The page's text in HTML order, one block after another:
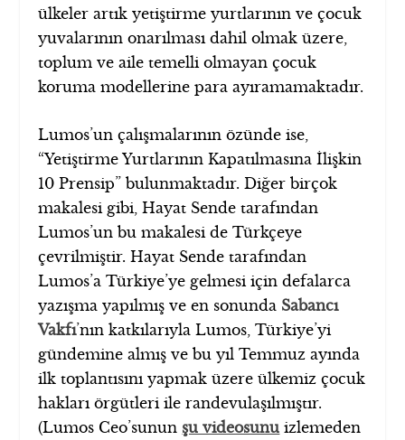
ülkeler artık yetiştirme yurtlarının ve çocuk
yuvalarının onarılması dahil olmak üzere,
toplum ve aile temelli olmayan çocuk
koruma modellerine para ayıramamaktadır.
Lumos’un çalışmalarının özünde ise,
“Yetiştirme Yurtlarının Kapatılmasına İlişkin
10 Prensip” bulunmaktadır. Diğer birçok
makalesi gibi, Hayat Sende tarafından
Lumos’un bu makalesi de Türkçeye
çevrilmiştir. Hayat Sende tarafından
Lumos’a Türkiye’ye gelmesi için defalarca
yazışma yapılmış ve en sonunda Sabancı
Vakfı’nın katkılarıyla Lumos, Türkiye’yi
gündemine almış ve bu yıl Temmuz ayında
ilk toplantısını yapmak üzere ülkemiz çocuk
hakları örgütleri ile randevulaşılmıştır.
(Lumos Ceo’sunun şu videosunu izlemeden